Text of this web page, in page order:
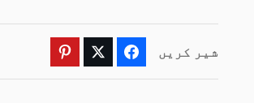
شیر کریں Facebook
Twitter